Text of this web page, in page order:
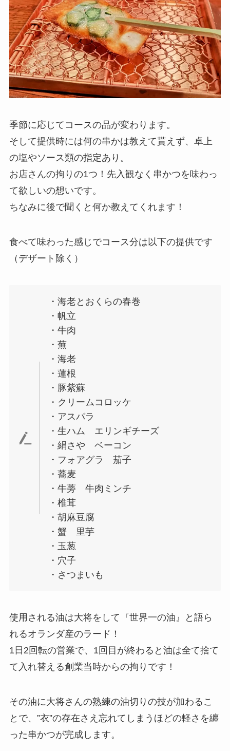
季節に応じてコースの品が変わります。
そして提供時には何の串かは教えて貰えず、卓上
の塩やソース類の指定あり。
お店さんの拘りの1つ！先入観なく串かつを味わっ
て欲しいの想いです。
ちなみに後で聞くと何か教えてくれます！
食べて味わった感じでコース分は以下の提供です
（デザート除く）
・海老とおくらの春巻
・帆立
・牛肉
・蕪
・海老
・蓮根
・豚紫蘇
・クリームコロッケ
・アスパラ
・生ハム エリンギチーズ
・絹さや ベーコン
・フォアグラ 茄子
・蕎麦
・牛蒡 牛肉ミンチ
・椎茸
・胡麻豆腐
・蟹 里芋
・玉葱
・穴子
・さつまいも
使用される油は大将をして『世界一の油』と語ら
れるオランダ産のラード！
1日2回転の営業で、1回目が終わると油は全て捨て
て入れ替える創業当時からの拘りです！
その油に大将さんの熟練の油切りの技が加わるこ
とで、”衣”の存在さえ忘れてしまうほどの軽さを纏
った串かつが完成します。